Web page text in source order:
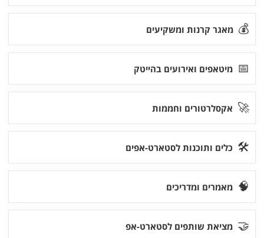
💰 מאגר קרנות ומשקיעים
📅 מיטאפים ואירועים בהייטק
🚀 אקסלרטורים וחממות
🛠 כלים ותוכנות לסטארט-אפים
🧠 מאמרים ומדריכים
🤝 מציאת שותפים לסטארט-אפ